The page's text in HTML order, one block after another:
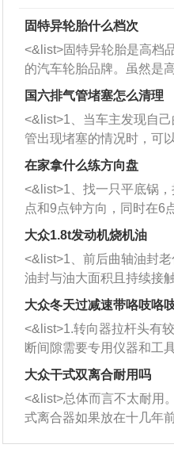
固特异轮胎什么档次
<&list>固特异轮胎是高档
的汽车轮胎品牌。虽然是
牌，但是中高低端的轮胎
也是为了更好的开拓市场。
国六排气管堵塞怎么清理
<&list>1、当车主发现自
管出现堵塞的情况时，可
者是细棍，直接将杂物给
堵塞情况比较严重，也可
施。 <&list>2、直接利用
杂物推到排气管里面的位
三元催化器拆解开，就可
西取出来。但如果是因为
的堵塞，就需要将三元催
洗剂对堵塞的情况得到解
放在燃油箱中，与燃油混
动时，就可以和汽油一起
室，最后形成废气排出，
催化器得到清洗，排气管
能够得到解决。
在家拿什么练方向盘
<&list>1、找一只平底锅
点和9点钟方向，同时在6
方向做一个标记。
一圈半的练习，往右同样
圈数。 <&list>3、最后强
习，这样就可以形成肌肉
驾驶车辆时，不需要记忆
向。
大众1.8t发动机烧机油
<&list>1、前后曲轴油封
油封与油大面积且持续接
和发动机内持续温度变化
逐渐减弱，导致渗油或漏
活塞间隙过大：积碳会使
的间隙扩大，导致机油流
造成烧机油。<&list>3、机
机油粘度过小的话，同样
象，机油粘度过小具有很
大众冬天过减速带咯吱咯
<&list>1.转向器拉杆头有
断间隙需要专用仪器和工
无法制作，需要将车辆送
店；<&list>2.车辆半轴套
裂，破裂后会出现漏油现
损严重，磨损的半轴容易
响；<&list>3.稳定器的转
大众干式双离合耐用吗
<&list>总体而言不太耐用
式离合器如果放在十几年